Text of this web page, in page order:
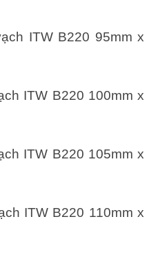
ITW B220 95mm x
ITW B220 100mm x
ITW B220 105mm x
ITW B220 110mm x